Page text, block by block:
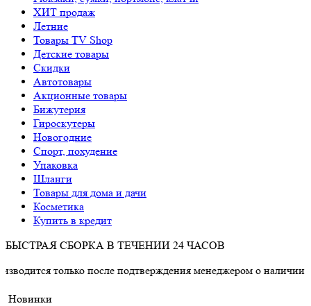
ХИТ продаж
Летние
Товары TV Shop
Детские товары
Cкидки
Автотовары
Акционные товары
Бижутерия
Гироскутеры
Новогодние
Спорт, похудение
Упаковка
Шланги
Товары для дома и дачи
Косметика
Купить в кредит
БЫСТРАЯ СБОРКА В ТЕЧЕНИИ 24 ЧАСОВ
после подтверждения менеджером о наличии товара.
Новинки